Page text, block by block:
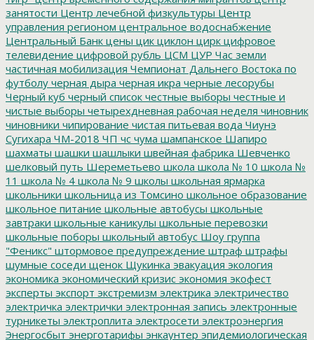
занятости Центр лечебной физкультуры Центр
управления регионом центральное водоснабжение
Центральный Банк цены цик циклон цирк цифровое
телевидение цифровой рубль ЦСМ ЦУР Час земли
частичная мобилизация Чемпионат Дальнего Востока по
футболу черная дыра черная икра черные лесорубы
Черный куб черный список честные выборы честные и
чистые выборы четырехдневная рабочая неделя чиновник
чиновники чипирование чистая питьевая вода Чиунэ
Сугихара ЧМ-2018 ЧП чс чума шампанское Шапиро
шахматы шашки шашлыки швейная фабрика Шевченко
шелковый путь Шереметьево школа школа № 10 школа №
11 школа № 4 школа № 9 школы школьная ярмарка
школьники школьница из Томсино школьное образование
школьное питание школьные автобусы школьные
завтраки школьные каникулы школьные перевозки
школьные поборы школьный автобус Шоу группа
"Феникс" штормовое предупреждение штраф штрафы
шумные соседи щенок Щукинка эвакуация экология
экономика экономический кризис экономия экофест
эксперты экспорт экстремизм электрика электричество
электричка электрички электронная запись электронные
турникеты электроплита электросети электроэнергия
Энергосбыт энерготарифы энкаунтер эпидемиологическая